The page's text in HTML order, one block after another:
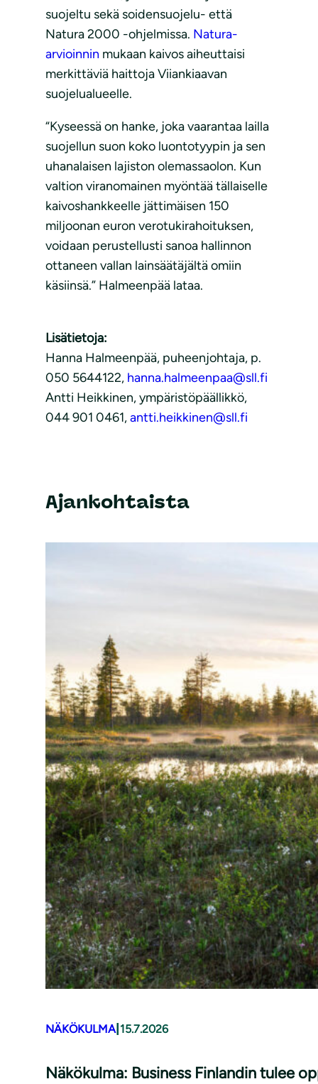
suojeltu sekä soidensuojelu- että
Natura 2000 -ohjelmissa. Natura-
arvioinnin mukaan kaivos aiheuttaisi
merkittäviä haittoja Viiankiaavan
suojelualueelle.
“Kyseessä on hanke, joka vaarantaa lailla
suojellun suon koko luontotyypin ja sen
uhanalaisen lajiston olemassaolon. Kun
valtion viranomainen myöntää tällaiselle
kaivoshankkeelle jättimäisen 150
miljoonan euron verotukirahoituksen,
voidaan perustellusti sanoa hallinnon
ottaneen vallan lainsäätäjältä omiin
käsiinsä.” Halmeenpää lataa.
Lisätietoja:
Hanna Halmeenpää, puheenjohtaja, p.
050 5644122, hanna.halmeenpaa@sll.fi
Antti Heikkinen, ympäristöpäällikkö,
044 901 0461,antti.heikkinen@sll.fi
Ajankohtaista
NÄKÖKULMA| 15.7.2026
Näkökulma: Business Finlandin tulee